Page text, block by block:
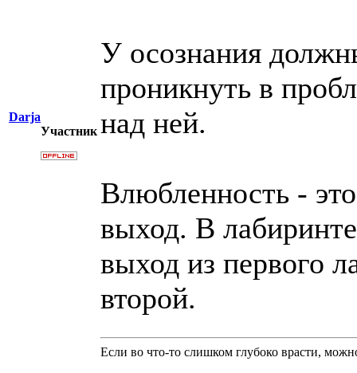
Darja
Участник
У осознания
проникнуть в
над ней.
Влюбленность -
выход. В
выход из первого
второй.
Если во что-то слишком глубоко врасти,